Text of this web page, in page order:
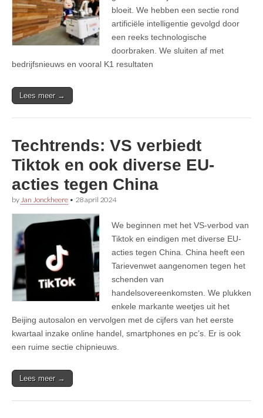
bloeit. We hebben een sectie rond
artificiële intelligentie gevolgd door
een reeks technologische
doorbraken. We sluiten af met
bedrijfsnieuws en vooral K1 resultaten
Lees meer →
Techtrends: VS verbiedt
Tiktok en ook diverse EU-
acties tegen China
by Jan Jonckheere • 28 april 2024
We beginnen met het VS-verbod van
Tiktok en eindigen met diverse EU-
acties tegen China. China heeft een
Tarievenwet aangenomen tegen het
schenden van
handelsovereenkomsten. We plukken
enkele markante weetjes uit het
Beijing autosalon en vervolgen met de cijfers van het eerste
kwartaal inzake online handel, smartphones en pc’s. Er is ook
een ruime sectie chipnieuws.
Lees meer →